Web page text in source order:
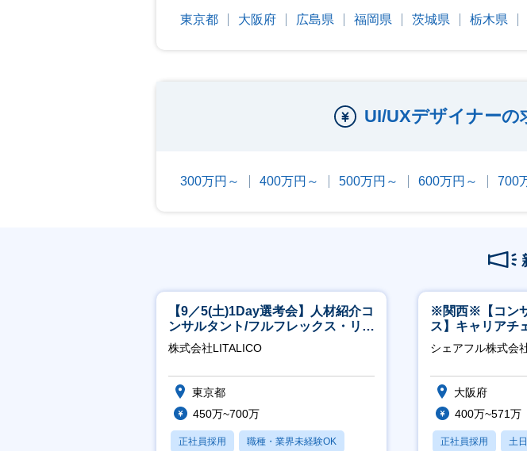
東京都 大阪府 広島県 福岡県 茨城県 栃木県
UI/UXデザイナーの
300万円～ 400万円～ 500万円～ 600万円～ 700
【9／5(土)1Day選考会】人材紹介コ
ンサルタント/フルフレックス・リモ
ート/育休最長6年取得可
株式会社LITALICO
東京都
450万~700万
正社員採用 職種・業界未経験OK
※関西※【コン
ス】キャリアチ
ービス『シェア
シェアフル株式会
大阪府
400万~571万
正社員採用 土